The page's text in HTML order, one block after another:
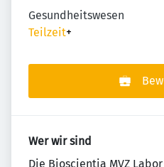
Gesundheitswesen
Teilzeit+
Wer wir sind
Die Bioscientia MVZ